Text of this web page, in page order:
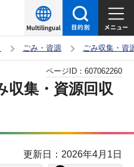
ごみ・資源 ごみ収集・資
収集・資源回収
ページID： 607062260
更新日：2026年4月1日